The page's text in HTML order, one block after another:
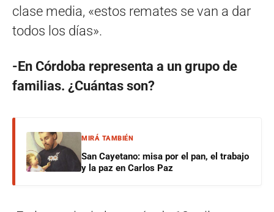
clase media, «estos remates se van a dar
todos los días».
-En Córdoba representa a un grupo de
familias. ¿Cuántas son?
MIRÁ TAMBIÉN
San Cayetano: misa por el pan, el trabajo
y la paz en Carlos Paz